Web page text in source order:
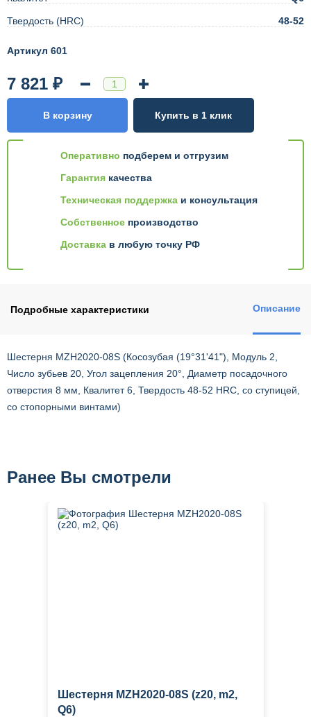
Твердость (HRC) 48-52
Артикул 601
Оперативно подберем и отгрузим
Гарантия качества
Техническая поддержка и консультация
Собственное производство
Доставка в любую точку РФ
7 821 ₽
В корзину Купить в 1 клик
Подробные характеристики Описание
Шестерня MZH2020-08S (Косозубая (19°31'41"), Модуль 2,
Число зубьев 20, Угол зацепления 20°, Диаметр посадочного
отверстия 8 мм, Квалитет 6, Твердость 48-52 HRC, со ступицей,
со стопорными винтами)
Ранее Вы смотрели
Шестерня MZH2020-08S (z20, m2,
Q6)